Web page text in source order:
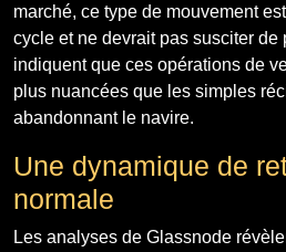
marché, ce type de mouvement
cycle et ne devrait pas susciter
indiquent que ces opérations de
plus nuancées que les simples
abandonnant le navire.
Une dynamique de
normale
Les analyses de Glassnode